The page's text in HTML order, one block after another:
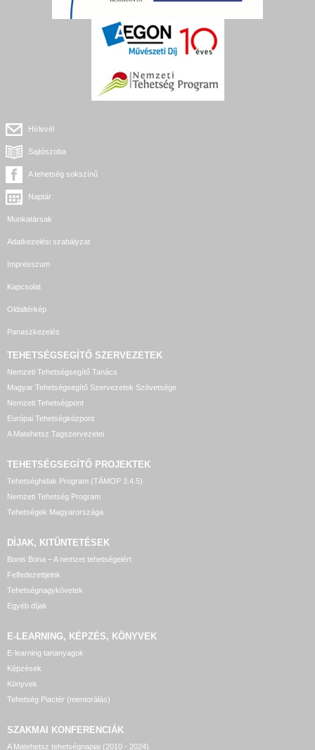
Hírlevél
Sajtószoba
A tehetség sokszínű
Naptár
Munkatársak
Adatkezelési szabályzat
Impresszum
Kapcsolat
Oldaltérkép
Panaszkezelés
TEHETSÉGSEGÍTŐ SZERVEZETEK
Nemzeti Tehetségsegítő Tanács
Magyar Tehetségsegítő Szervezetek Szövetsége
Nemzeti Tehetségpont
Európai Tehetségközpont
A Matehetsz Tagszervezetei
TEHETSÉGSEGÍTŐ PROJEKTEK
Tehetséghidak Program (TÁMOP 3.4.5)
Nemzeti Tehetség Program
Tehetségek Magyarországa
DÍJAK, KITÜNTETÉSEK
Bonis Bona – A nemzet tehetségeiért
Felfedezettjeink
Tehetségnagykövetek
Egyéb díjak
E-LEARNING, KÉPZÉS, KÖNYVEK
E-learning tananyagok
Képzések
Könyvek
Tehetség Piactér (mentorálás)
SZAKMAI KONFERENCIÁK
A Matehetsz tehetségnapjai (2010 - 2024)